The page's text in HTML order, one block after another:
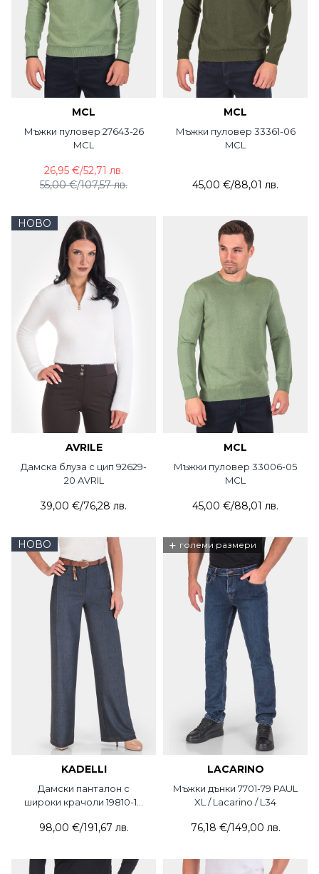
MCL
Мъжки пуловер 27643-26
MCL
55,00 €/107,57 лв.
26,95 €/52,71 лв.
MCL
Мъжки пуловер 33361-06
MCL
45,00 €/88,01 лв.
НОВО
AVRILE
Дамска блуза с цип 92629-
20 AVRIL
39,00 €/76,28 лв.
MCL
Мъжки пуловер 33006-05
MCL
45,00 €/88,01 лв.
НОВО
KADELLI
Дамски панталон с
широки крачоли 19810-18
98,00 €/191,67 лв.
+ големи размери
LACARINO
Мъжки дънки 7701-79 PAUL
XL / Lacarino / L34
76,18 €/149,00 лв.